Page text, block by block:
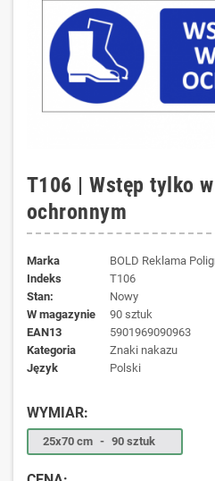
T106 | Wstęp tylko
ochronnym
Marka
BOLD Reklama
Indeks
T106
Stan:
Nowy
W magazynie
90 sztuk
EAN13
5901969090963
kategoria
Znaki nakazu
język
Polski
WYMIAR:
25x70 cm - 90 sztuk